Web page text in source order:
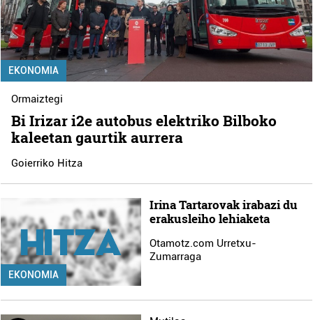
EKONOMIA
Ormaiztegi
Bi Irizar i2e autobus elektriko Bilboko
kaleetan gaurtik aurrera
Goierriko Hitza
EKONOMIA
Irina Tartarovak irabazi du
erakusleiho lehiaketa
Otamotz.com Urretxu-
Zumarraga